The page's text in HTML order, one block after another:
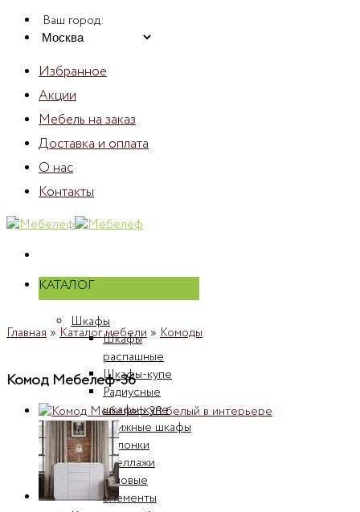
Skip
Ваш город:
Избранное
Акции
Мебель на заказ
Доставка и оплата
О нас
Контакты
КАТАЛОГ
Шкафы
Шкафы
распашные
Шкафы-купе
Радиусные
шкафы-купе
Книжные шкафы
Колонки
Стеллажи
Угловые
элементы
Главная » Каталог мебели » Комоды
Комод Мебелеф-36